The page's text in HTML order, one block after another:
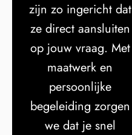
zijn zo ingericht dat
ze direct aansluiten
op jouw vraag. Met
maatwerk en
persoonlijke
begeleiding zorgen
we dat je snel